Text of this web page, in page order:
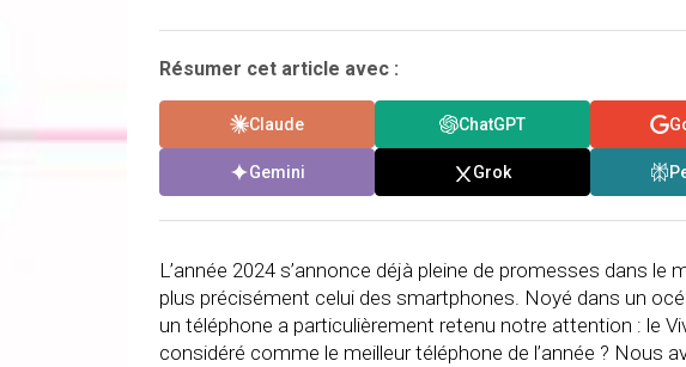
Résumer cet article avec :
Claude ChatGPT
Gemini Grok
L’année 2024 s’annonce déjà pleine de promesses dans le
plus précisément celui des smartphones. Noyé dans un
un téléphone a particulièrement retenu notre attention : le
considéré comme le meilleur téléphone de l’année ? Nous